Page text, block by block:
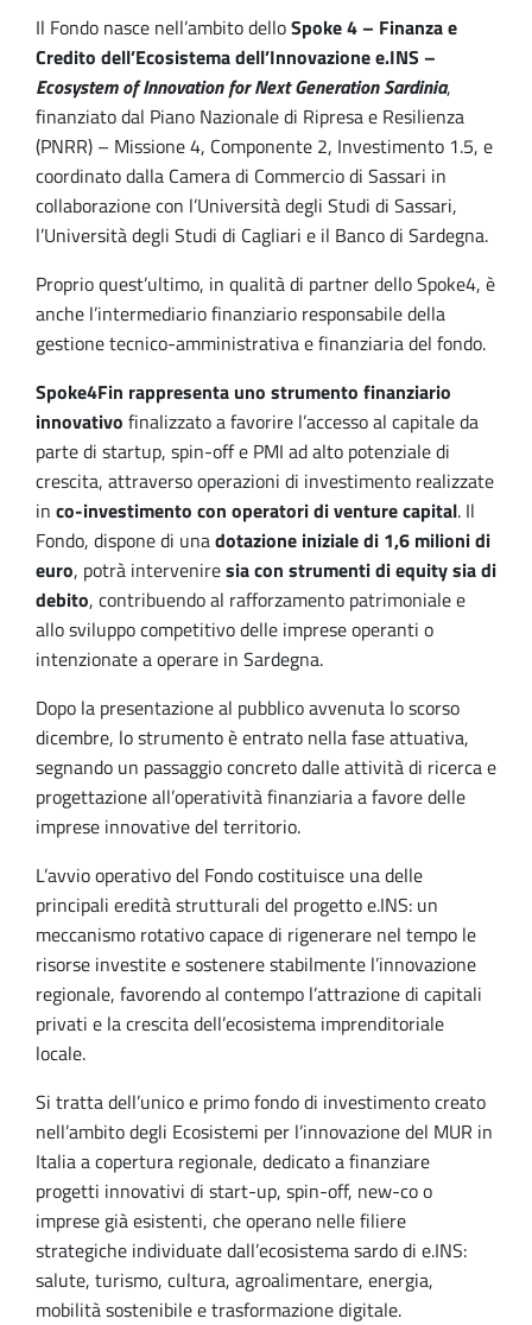
Il Fondo nasce nell’ambito delloSpoke 4 – Finanza e
Credito dell’Ecosistema dell’Innovazione e.INS –
Ecosystem of Innovation for Next Generation Sardinia,
finanziato dal Piano Nazionale di Ripresa e Resilienza
(PNRR) – Missione 4, Componente 2, Investimento 1.5, e
coordinato dalla Camera di Commercio di Sassari in
collaborazione con l’Università degli Studi di Sassari,
l’Università degli Studi di Cagliari e il Banco di Sardegna.
Proprio quest’ultimo, in qualità di partner dello Spoke4, è
anche l’intermediario finanziario responsabile della
gestione tecnico-amministrativa e finanziaria del fondo.
Spoke4Fin rappresenta uno strumento finanziario
innovativo finalizzato a favorire l’accesso al capitale da
parte di startup, spin-off e PMI ad alto potenziale di
crescita, attraverso operazioni di investimento realizzate
in co-investimento con operatori di venture capital. Il
Fondo, dispone di unadotazione iniziale di 1,6 milioni di
euro, potrà interveniresia con strumenti di equity sia di
debito, contribuendo al rafforzamento patrimoniale e
allo sviluppo competitivo delle imprese operanti o
intenzionate a operare in Sardegna.
Dopo la presentazione al pubblico avvenuta lo scorso
dicembre, lo strumento è entrato nella fase attuativa,
segnando un passaggio concreto dalle attività di ricerca e
progettazione all’operatività finanziaria a favore delle
imprese innovative del territorio.
L’avvio operativo del Fondo costituisce una delle
principali eredità strutturali del progetto e.INS: un
meccanismo rotativo capace di rigenerare nel tempo le
risorse investite e sostenere stabilmente l’innovazione
regionale, favorendo al contempo l’attrazione di capitali
privati e la crescita dell’ecosistema imprenditoriale
locale.
Si tratta dell’unico e primo fondo di investimento creato
nell’ambito degli Ecosistemi per l’innovazione del MUR in
Italia a copertura regionale, dedicato a finanziare
progetti innovativi di start-up, spin-off, new-co o
imprese già esistenti, che operano nelle filiere
strategiche individuate dall’ecosistema sardo di e.INS:
salute, turismo, cultura, agroalimentare, energia,
mobilità sostenibile e trasformazione digitale.